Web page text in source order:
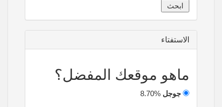
الاستفتاء
ماهو موقعك المفضل؟
جوجل